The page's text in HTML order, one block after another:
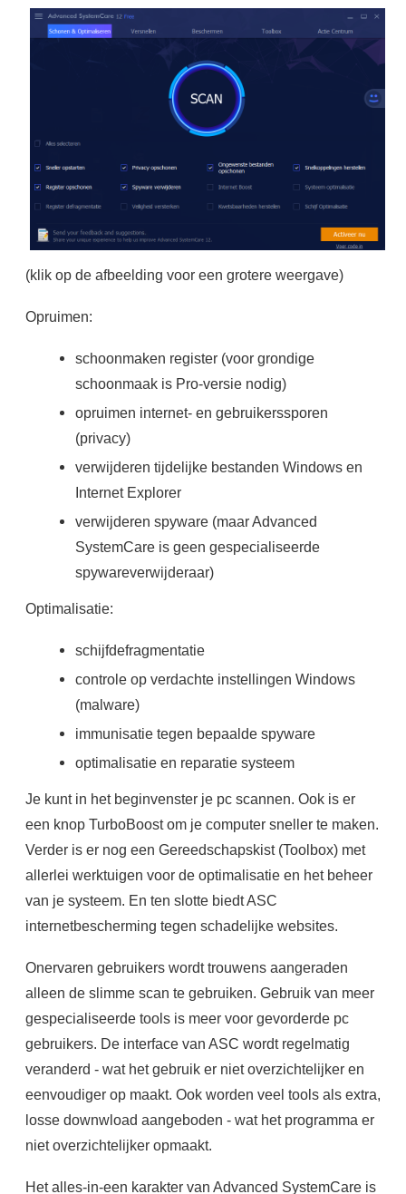
(klik op de afbeelding voor een grotere weergave)
Opruimen:
schoonmaken register (voor grondige
schoonmaak is Pro-versie nodig)
opruimen internet- en gebruikerssporen
(privacy)
verwijderen tijdelijke bestanden Windows en
Internet Explorer
verwijderen spyware (maar Advanced
SystemCare is geen gespecialiseerde
spywareverwijderaar)
Optimalisatie:
schijfdefragmentatie
controle op verdachte instellingen Windows
(malware)
immunisatie tegen bepaalde spyware
optimalisatie en reparatie systeem
Je kunt in het beginvenster je pc scannen. Ook is er
een knop TurboBoost om je computer sneller te maken.
Verder is er nog een Gereedschapskist (Toolbox) met
allerlei werktuigen voor de optimalisatie en het beheer
van je systeem. En ten slotte biedt ASC
internetbescherming tegen schadelijke websites.
Onervaren gebruikers wordt trouwens aangeraden
alleen de slimme scan te gebruiken. Gebruik van meer
gespecialiseerde tools is meer voor gevorderde pc
gebruikers. De interface van ASC wordt regelmatig
veranderd - wat het gebruik er niet overzichtelijker en
eenvoudiger op maakt. Ook worden veel tools als extra,
losse downwload aangeboden - wat het programma er
niet overzichtelijker opmaakt.
Het alles-in-een karakter van Advanced SystemCare is